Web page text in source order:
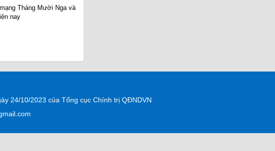
Tháng Mười Nga và
nay
24/10/2023 của Tổng cục Chính trị QĐNDVN